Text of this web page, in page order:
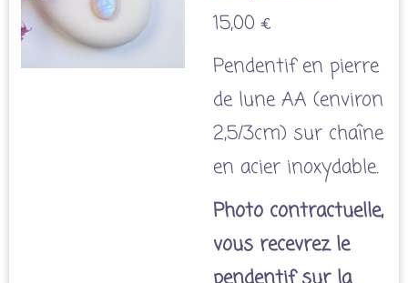
15,00 €
Pendentif en pierre
de lune AA (environ
2,5/3cm) sur chaîne
en acier inoxydable.
Photo contractuelle,
vous recevrez le